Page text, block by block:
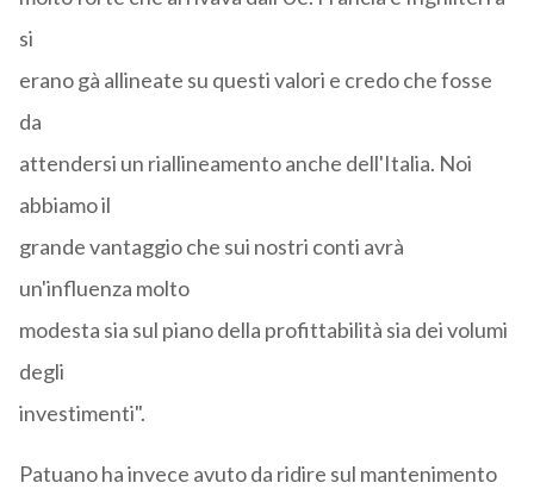
si
erano gà allineate su questi valori e credo che fosse
da
attendersi un riallineamento anche dell'Italia. Noi
abbiamo il
grande vantaggio che sui nostri conti avrà
un'influenza molto
modesta sia sul piano della profittabilità sia dei volumi
degli
investimenti".
Patuano ha invece avuto da ridire sul mantenimento